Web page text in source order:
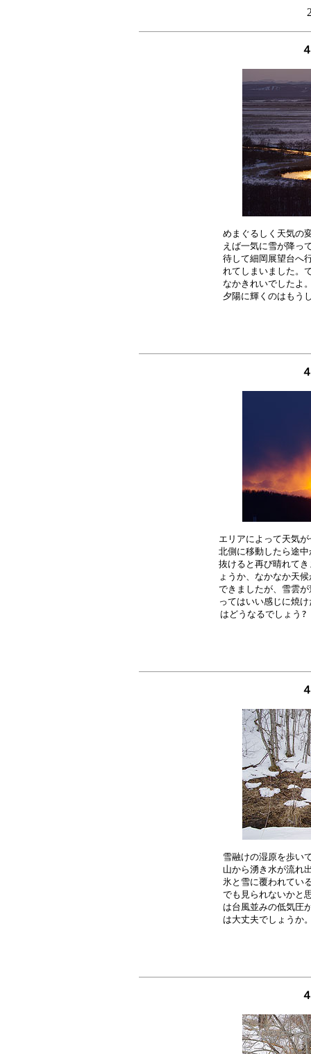
めまぐるしく天気の
えば一気に雪が降っ
待して細岡展望台へ
れてしまいました。
なかきれいでしたよ
エリアによって天気
北側に移動したら途
抜けると再び晴れて
ょうか、なかなか天
できましたが、雪雲
ってはいい感じに焼
雪融けの湿原を歩い
山から湧き水が流れ
氷と雪に覆われてい
でも見られないかと
は台風並みの低気圧